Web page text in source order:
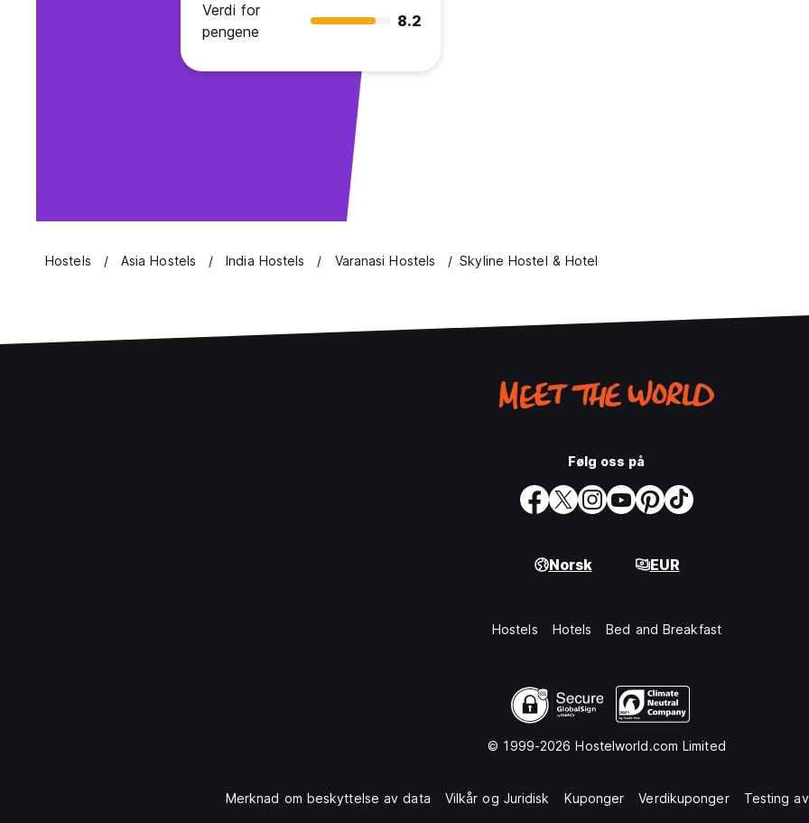
Verdi for
pengene
8.2
Hostels Asia Hostels India Hostels Varanasi Hostels Skyline Hostel & Hotel
Følg oss på
Norsk EUR
Hostels Hotels Bed and Breakfast
© 1999-2026 Hostelworld.com Limited
Merknad om beskyttelse av data Vilkår og Juridisk Kuponger Verdikuponger Testing